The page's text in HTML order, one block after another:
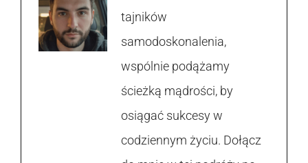
tajników
samodoskonalenia,
wspólnie podążamy
ścieżką mądrości, by
osiągać sukcesy w
codziennym życiu. Dołącz